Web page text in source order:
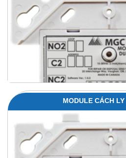
MODULE CÁCH